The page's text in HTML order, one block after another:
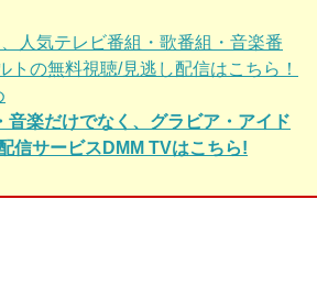
人気テレビ番組・歌番組・音楽番
の無料視聴/見逃し配信はこちら！
楽だけでなく、グラビア・アイド
信サービスDMM TVはこちら!